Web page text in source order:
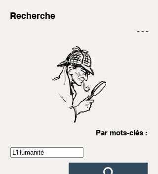
Recherche
- - -
Par mots-clés :